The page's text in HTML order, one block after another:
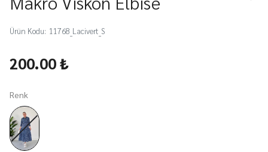
Ürün Kodu: 11768_Lacivert_S
200.00 ₺
Renk